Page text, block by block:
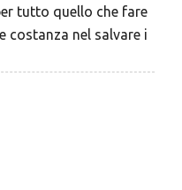
tutto quello che fare
costanza nel salvare i